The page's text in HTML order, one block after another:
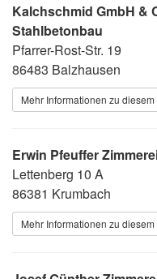
Kalchschmid GmbH &
Stahlbetonbau
Pfarrer-Rost-Str. 19
86483 Balzhausen
Mehr Informationen zu
Erwin Pfeuffer
Lettenberg 10 A
86381 Krumbach
Mehr Informationen zu